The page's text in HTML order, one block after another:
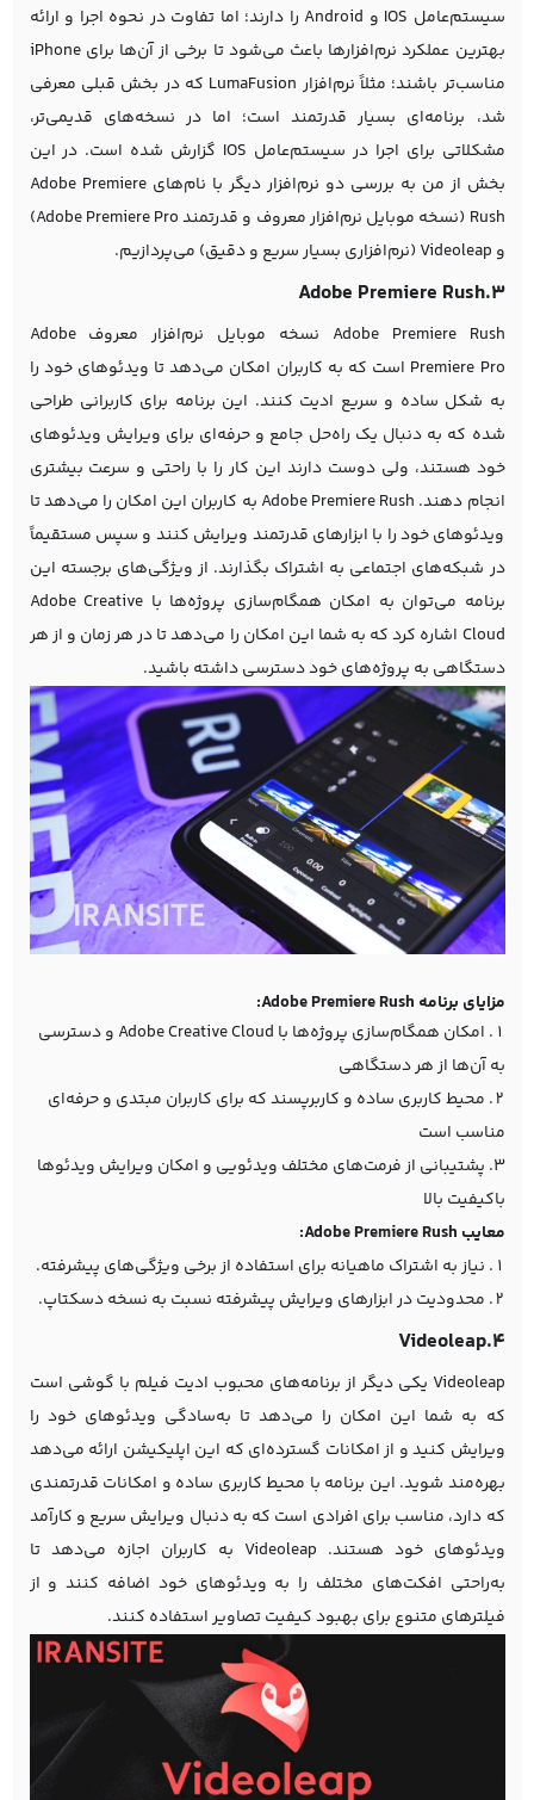
سیستم‌عامل IOS و Android را دارند؛ اما تفاوت در نحوه اجرا و ارائه
بهترین عملکرد نرم‌افزارها باعث می‌شود تا برخی از آن‌ها برای iPhone
مناسب‌تر باشند؛ مثلاً نرم‌افزار LumaFusion که در بخش قبلی معرفی
شد، برنامه‌ای بسیار قدرتمند است؛ اما در نسخه‌های قدیمی‌تر،
مشکلاتی برای اجرا در سیستم‌عامل IOS گزارش شده است. در این
بخش از من به بررسی دو نرم‌افزار دیگر با نام‌های Adobe Premiere
Rush (نسخه موبایل نرم‌افزار معروف و قدرتمند Adobe Premiere Pro)
و Videoleap (نرم‌افزاری بسیار سریع و دقیق) می‌پردازیم.
3.Adobe Premiere Rush
Adobe Premiere Rush نسخه موبایل نرم‌افزار معروف Adobe
Premiere Pro است که به کاربران امکان می‌دهد تا ویدئوهای خود را
به شکل ساده و سریع ادیت کنند. این برنامه برای کاربرانی طراحی
شده که به دنبال یک راه‌حل جامع و حرفه‌ای برای ویرایش ویدئوهای
خود هستند، ولی دوست دارند این کار را با راحتی و سرعت بیشتری
انجام دهند.
به کاربران این امکان را می‌دهد تا
ویدئوهای خود را با ابزارهای قدرتمند ویرایش کنند و سپس مستقیماً
در شبکه‌های اجتماعی به اشتراک بگذارند. از ویژگی‌های برجسته این
برنامه می‌توان به امکان همگام‌سازی پروژه‌ها با Adobe Creative
Cloud اشاره کرد که به شما این امکان را می‌دهد تا در هر زمان و از هر
دستگاهی به پروژه‌های خود دسترسی داشته باشید.
مزایای برنامه Adobe Premiere Rush:
امکان همگام‌سازی پروژه‌ها با Adobe Creative Cloud و دسترسی
به آن‌ها از هر دستگاهی
محیط کاربری ساده و کاربرپسند که برای کاربران مبتدی و حرفه‌ای
مناسب است
پشتیبانی از فرمت‌های مختلف ویدئویی و امکان ویرایش ویدئوها
باکیفیت بالا
معایب Adobe Premiere Rush:
نیاز به اشتراک ماهیانه برای استفاده از برخی ویژگی‌های پیشرفته.
محدودیت در ابزارهای ویرایش پیشرفته نسبت به نسخه دسکتاپ.
4.Videoleap
Videoleap یکی دیگر از برنامه‌های محبوب ادیت فیلم با گوشی است
که به شما این امکان را می‌دهد تا به‌سادگی ویدئوهای خود را
ویرایش کنید و از امکانات گسترده‌ای که این اپلیکیشن ارائه می‌دهد
بهره‌مند شوید. این برنامه با محیط کاربری ساده و امکانات قدرتمندی
که دارد، مناسب برای افرادی است که به دنبال ویرایش سریع و کارآمد
ویدئوهای خود هستند. Videoleap به کاربران اجازه می‌دهد تا
به‌راحتی افکت‌های مختلف را به ویدئوهای خود اضافه کنند و از
فیلترهای متنوع برای بهبود کیفیت تصاویر استفاده کنند.